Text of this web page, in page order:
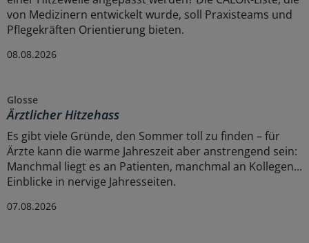
von Medizinern entwickelt wurde, soll Praxisteams und
Pflegekräften Orientierung bieten.
08.08.2026
Glosse
Ärztlicher Hitzehass
Es gibt viele Gründe, den Sommer toll zu finden – für
Ärzte kann die warme Jahreszeit aber anstrengend sein:
Manchmal liegt es an Patienten, manchmal an Kollegen...
Einblicke in nervige Jahresseiten.
07.08.2026